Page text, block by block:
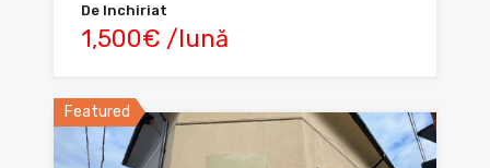
De Inchiriat
1,500€ /lună
Featured